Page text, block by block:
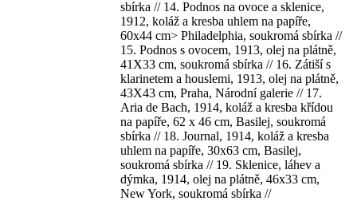
sbírka // 14. Podnos na ovoce a sklenice,
1912, koláž a kresba uhlem na papíře,
60x44 cm> Philadelphia, soukromá sbírka //
15. Podnos s ovocem, 1913, olej na plátně,
41X33 cm, soukromá sbírka // 16. Zátiší s
klarinetem a houslemi, 1913, olej na plátně,
43X43 cm, Praha, Národní galerie // 17.
Aria de Bach, 1914, koláž a kresba křídou
na papíře, 62 x 46 cm, Basilej, soukromá
sbírka // 18. Journal, 1914, koláž a kresba
uhlem na papíře, 30x63 cm, Basilej,
soukromá sbírka // 19. Sklenice, láhev a
dýmka, 1914, olej na plátně, 46x33 cm,
New York, soukromá sbírka //